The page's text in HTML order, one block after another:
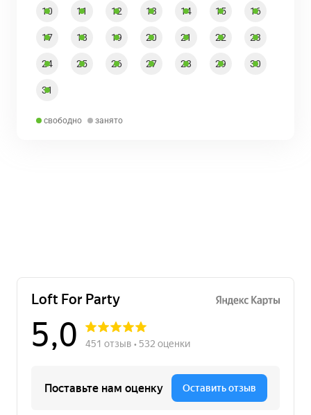
10 11 12 13 14 15 16
17 18 19 20 21 22 23
24 25 26 27 28 29 30
31
свободно занято